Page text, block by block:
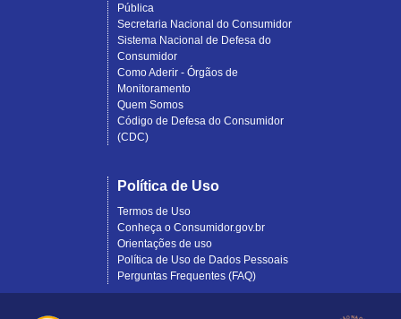
Pública
Secretaria Nacional do Consumidor
Sistema Nacional de Defesa do
Consumidor
Como Aderir - Órgãos de
Monitoramento
Quem Somos
Código de Defesa do Consumidor
(CDC)
Política de Uso
Termos de Uso
Conheça o Consumidor.gov.br
Orientações de uso
Política de Uso de Dados Pessoais
Perguntas Frequentes (FAQ)